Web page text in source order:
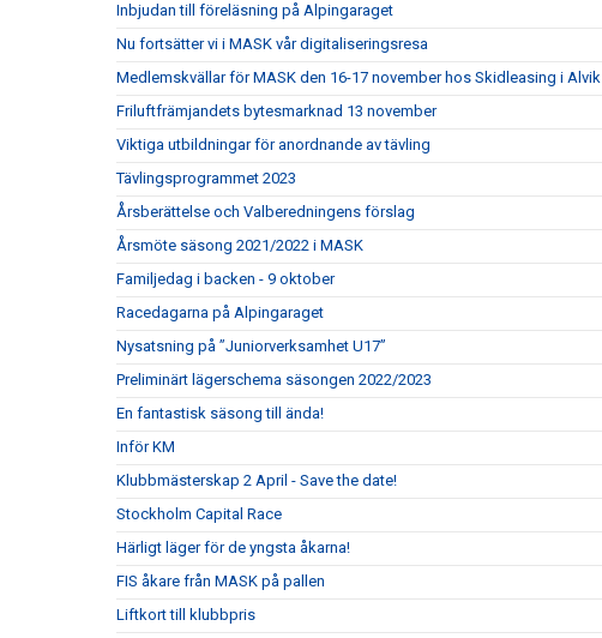
Inbjudan till föreläsning på Alpingaraget
Nu fortsätter vi i MASK vår digitaliseringsresa
Medlemskvällar för MASK den 16-17 november hos Skidleasing i Alvik
Friluftfrämjandets bytesmarknad 13 november
Viktiga utbildningar för anordnande av tävling
Tävlingsprogrammet 2023
Årsberättelse och Valberedningens förslag
Årsmöte säsong 2021/2022 i MASK
Familjedag i backen - 9 oktober
Racedagarna på Alpingaraget
Nysatsning på ”Juniorverksamhet U17”
Preliminärt lägerschema säsongen 2022/2023
En fantastisk säsong till ända!
Inför KM
Klubbmästerskap 2 April - Save the date!
Stockholm Capital Race
Härligt läger för de yngsta åkarna!
FIS åkare från MASK på pallen
Liftkort till klubbpris